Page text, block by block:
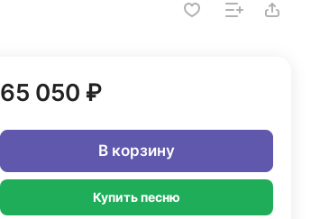
65 050 ₽
В корзину
Купить песню